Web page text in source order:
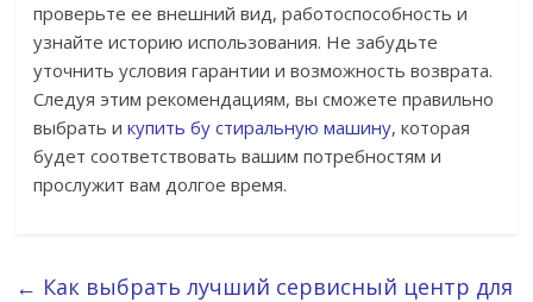
проверьте ее внешний вид, работоспособность и
узнайте историю использования. Не забудьте
уточнить условия гарантии и возможность возврата.
Следуя этим рекомендациям, вы сможете правильно
выбрать икупить бу стиральную машину, которая
будет соответствовать вашим потребностям и
прослужит вам долгое время.
← Как выбрать лучший сервисный центр для